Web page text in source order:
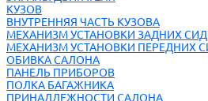
КУЗОВ
ВНУТРЕННЯЯ ЧАСТЬ КУЗОВА
МЕХАНИЗМ УСТАНОВКИ ЗАДНИХ
МЕХАНИЗМ УСТАНОВКИ ПЕРЕДНИХ
ОБИВКА САЛОНА
ПАНЕЛЬ ПРИБОРОВ
ПОЛКА БАГАЖНИКА
ПРИНАДЛЕЖНОСТИ САЛОНА